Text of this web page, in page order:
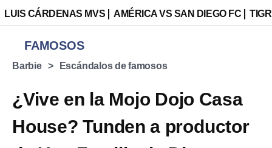
LUIS CÁRDENAS MVS AMÉRICA VS SAN DIEGO FC
FAMOSOS
Barbie Escándalos de famosos
¿Vive en la Mojo Dojo Casa
House? Tunden a productor